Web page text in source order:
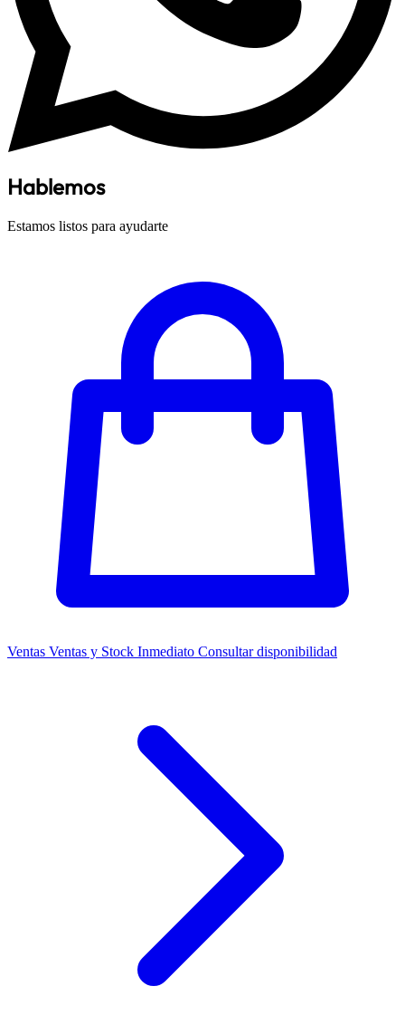
Hablemos
Estamos listos para ayudarte
Ventas Ventas y Stock Inmediato Consultar disponibilidad